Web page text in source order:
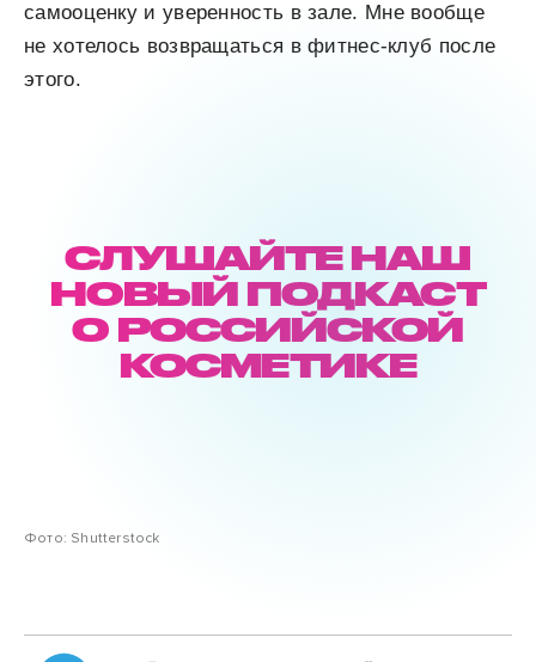
самооценку и уверенность в зале. Мне вообще
не хотелось возвращаться в фитнес-клуб после
этого.
СЛУШАЙТЕ НАШ
НОВЫЙ ПОДКАСТ
О РОССИЙСКОЙ
КОСМЕТИКЕ
Фото: Shutterstock